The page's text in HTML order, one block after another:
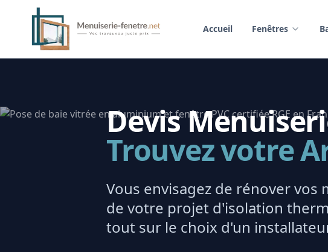
Accueil Fenêtres
Devis
Trouvez votre
Vous envisagez de rénover vos
de votre projet d'isolation
tout sur le choix d'un